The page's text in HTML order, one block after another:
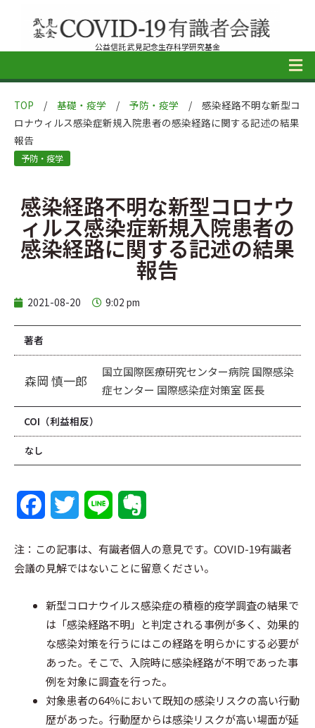
公益信託 武見記念生存科学研究基金
TOP / 基礎・疫学 / 予防・疫学 / 感染経路不明な新型コ
ロナウィルス感染症新規入院患者の感染経路に関する記述の結果
報告
予防・疫学
感染経路不明な新型コロナウ
ィルス感染症新規入院患者の
感染経路に関する記述の結果
報告
2021-08-20 9:02 pm
著者
森岡 慎一郎
国立国際医療研究センター病院 国際感染
症センター 国際感染症対策室 医長
COI（利益相反）
なし
c
b
o
o
k
i
t
e
r
n
e
n
o
e
注：この記事は、有識者個人の意見です。COVID-19有識者
会議の見解ではないことに留意ください。
新型コロナウイルス感染症の積極的疫学調査の結果で
は「感染経路不明」と判定される事例が多く、効果的
な感染対策を行うにはこの経路を明らかにする必要が
あった。そこで、入院時に感染経路が不明であった事
例を対象に調査を行った。
対象患者の64％において既知の感染リスクの高い行動
歴があった。行動歴からは感染リスクが高い場面が延